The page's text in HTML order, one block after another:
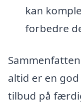
kan
forbedre
altid er en
tilbud på